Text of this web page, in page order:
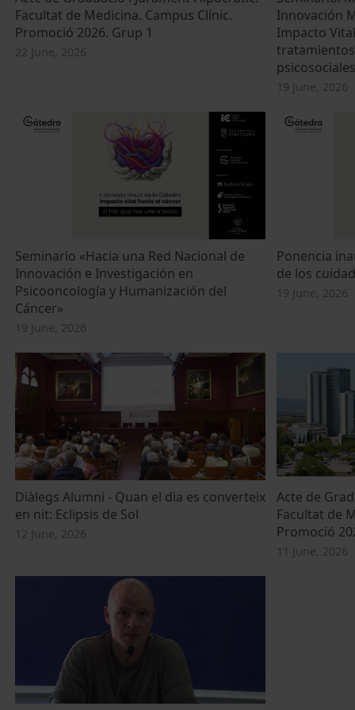
Facultat de Medicina. Campus Clínic.
Promoció 2026. Grup 1
22 June, 2026
Innovación
Impacto
19 June, 2026
Seminario «Hacia una Red Nacional de
Innovación e Investigación en
Psicooncología y Humanización del
Cáncer»
19 June, 2026
Ponencia
de los
19 June, 2026
Diàlegs Alumni - Quan el dia es converteix
en nit: Eclipsis de Sol
12 June, 2026
Acte de
Facultat de
Promoció
11 June, 2026